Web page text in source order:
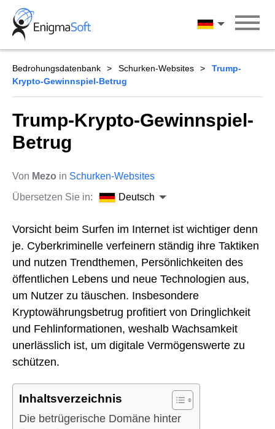
Skip
content
Deutsch
Bedrohungsdatenbank Schurken-Websites
Trump-
Krypto-Gewinnspiel-Betrug
Trump-Krypto-Gewinnspiel-
Betrug
Von Mezo in Schurken-Websites
Übersetzen Sie in:
Deutsch
Vorsicht beim Surfen im Internet ist wichtiger denn
je. Cyberkriminelle verfeinern ständig ihre Taktiken
und nutzen Trendthemen, Persönlichkeiten des
öffentlichen Lebens und neue Technologien aus,
um Nutzer zu täuschen. Insbesondere
Kryptowährungsbetrug profitiert von Dringlichkeit
und Fehlinformationen, weshalb Wachsamkeit
unerlässlich ist, um digitale Vermögenswerte zu
schützen.
Inhaltsverzeichnis
Die betrügerische Domäne hinter